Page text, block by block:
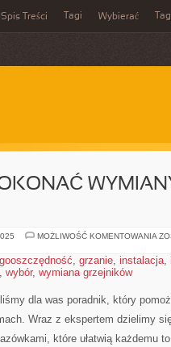
Spis Treści Tagi Wybierać
MOŻLIWOŚĆ KOMENTOWANIA
, grzanie, instalacja,
, wybór, wymiana grzejników
dla was poradnik, który
Wraz z ekspertem dzielimy
które ułatwią każdemu